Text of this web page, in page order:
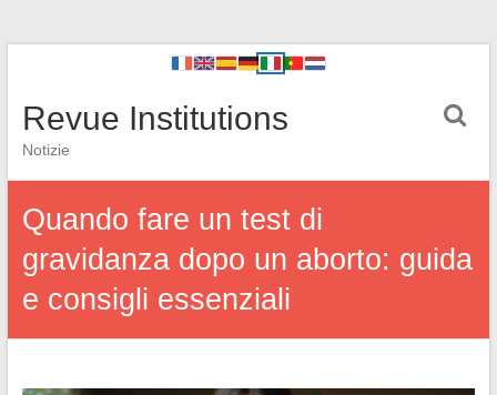
Revue Institutions
Notizie
Quando fare un test di
gravidanza dopo un aborto: guida
e consigli essenziali